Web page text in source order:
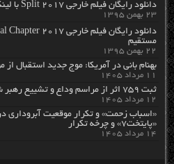
دانلود رایگان فیلم خارجی Split 2017 با لینک مستقیم
۲۳ بهمن ۱۳۹۵
مستقیم
۲۲ بهمن ۱۳۹۵
بهنام بانی در آمریکا: موج جدید استقبال
۱۱ مرداد ۱۴۰۵
ثبت ۷۵۹ اثر از مراسم وداع و تشییع رهبر شهید انقلاب
۱۲ مرداد ۱۴۰۵
«اسباب زحمت» و تکرار موقعیت آبروداری
«پایتخت۷» و چرخه تکرار
۱۴ مرداد ۱۴۰۵